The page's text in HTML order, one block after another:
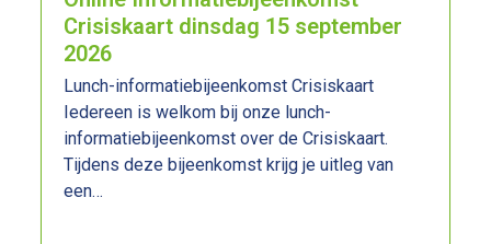
Crisiskaart dinsdag 15 september
2026
Lunch-informatiebijeenkomst Crisiskaart
Iedereen is welkom bij onze lunch-
informatiebijeenkomst over de Crisiskaart.
Tijdens deze bijeenkomst krijg je uitleg van
een…